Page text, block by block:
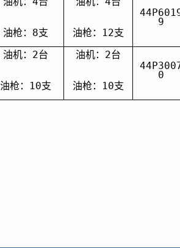
油枪： 8支 油枪： 12支
9
油机： 2台
油枪： 10支
油机： 2台
油枪： 10支
44P300
0